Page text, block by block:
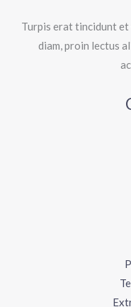
Turpis erat tincidunt
diam, proin lectus